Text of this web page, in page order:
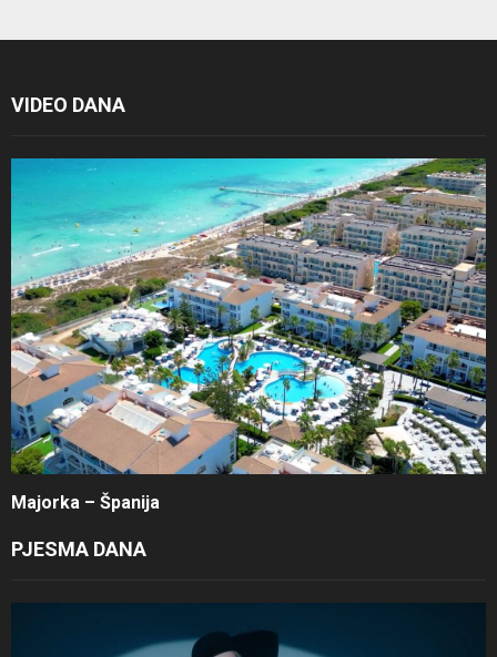
VIDEO DANA
Majorka – Španija
PJESMA DANA